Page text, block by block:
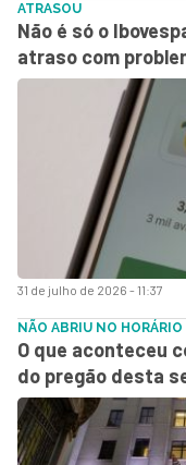
31 de julho de 2026 - 11:37
ATRASOU
Não é só o
atraso com
NÃO ABRIU NO HORÁRIO
O que aconteceu
do pregão desta